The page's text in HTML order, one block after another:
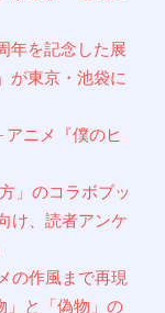
年を記念した展
が東京・池袋に
アニメ『僕のヒ
」のコラボブッ
け、読者アンケ
の作風まで再現
」と「偽物」の